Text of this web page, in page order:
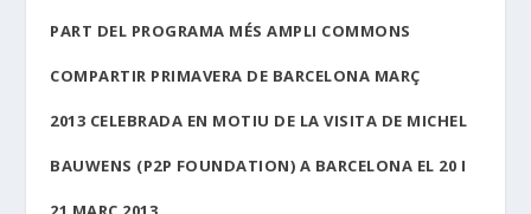
PART DEL PROGRAMA MÉS AMPLI COMMONS
COMPARTIR PRIMAVERA DE BARCELONA MARÇ
2013 CELEBRADA EN MOTIU DE LA VISITA DE MICHEL
BAUWENS (P2P FOUNDATION) A BARCELONA EL 20 I